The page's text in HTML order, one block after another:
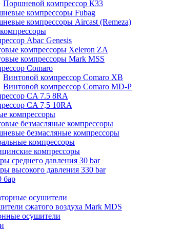
Поршневой компрессор К33
компрессоры Fubag
компрессоры Aircast (Remeza)
Abac Genesis
компрессоры Xeleron ZA
компрессоры Mark MSS
Comaro
Винтовой компрессор Comaro XB
Винтовой компрессор Comaro MD-P
CA 7.5 8RA
CA 7,5 10RA
компрессоры
безмасляные компрессоры
безмасляные компрессоры
компрессоры
компрессоры
среднего давления 30 bar
высокого давления 330 bar
бар
осушители
сжатого воздуха Mark MDS
осушители